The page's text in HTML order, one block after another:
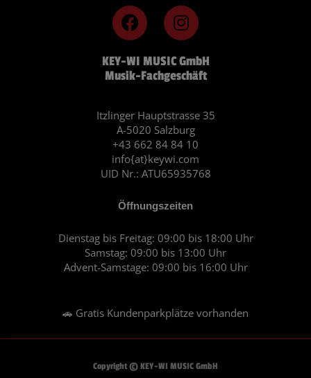
KEY-WI MUSIC GmbH
Musik-Fachgeschäft
Itzlinger Hauptstrasse 35
A-5020 Salzburg
+43 662 84 84 10
info{at}keywi.com
UID Nr.: ATU65935768
Öffnungszeiten
Dienstag bis Freitag: 09:00 bis 18:00 Uhr
Samstag: 09:00 bis 13:00 Uhr
Advent-Samstage: 09:00 bis 16:00 Uhr
🚗 Gratis Kundenparkplätze vorhanden
F
a
c
e
b
o
k
I
n
s
t
a
r
a
m
Copyright © KEY-WI MUSIC GmbH